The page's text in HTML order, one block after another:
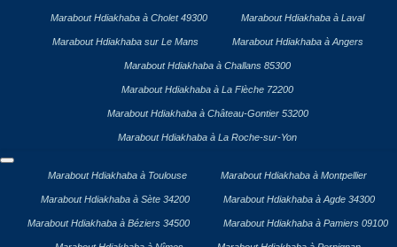
Marabout Hdiakhaba à Cholet 49300 Marabout Hdiakhaba à Laval
Marabout Hdiakhaba sur Le Mans Marabout Hdiakhaba à Angers
Marabout Hdiakhaba à Challans 85300
Marabout Hdiakhaba à La Flèche 72200
Marabout Hdiakhaba à Château-Gontier 53200
Marabout Hdiakhaba à La Roche-sur-Yon
Marabout Hdiakhaba à Toulouse Marabout Hdiakhaba à Montpellier
Marabout Hdiakhaba à Sète 34200 Marabout Hdiakhaba à Agde 34300
Marabout Hdiakhaba à Béziers 34500 Marabout Hdiakhaba à Pamiers 09100